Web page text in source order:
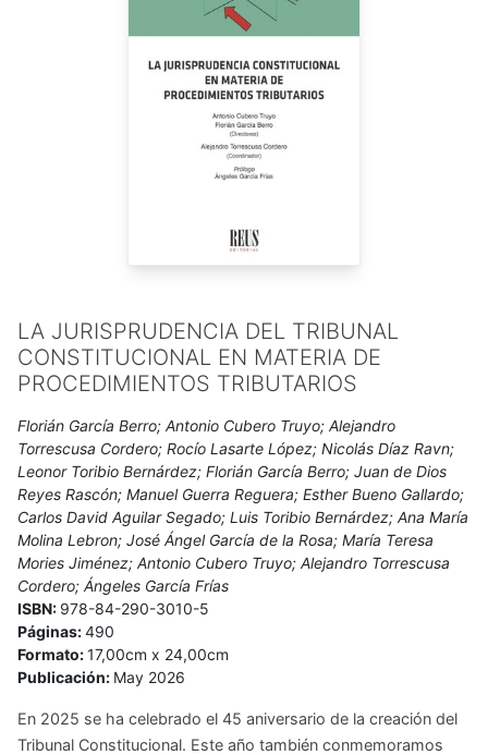
LA JURISPRUDENCIA DEL TRIBUNAL
CONSTITUCIONAL EN MATERIA DE
PROCEDIMIENTOS TRIBUTARIOS
Florián García Berro; Antonio Cubero Truyo; Alejandro
Torrescusa Cordero; Rocío Lasarte López; Nicolás Díaz Ravn;
Leonor Toribio Bernárdez; Florián García Berro; Juan de Dios
Reyes Rascón; Manuel Guerra Reguera; Esther Bueno Gallardo;
Carlos David Aguilar Segado; Luis Toribio Bernárdez; Ana María
Molina Lebron; José Ángel García de la Rosa; María Teresa
Mories Jiménez; Antonio Cubero Truyo; Alejandro Torrescusa
Cordero; Ángeles García Frías
ISBN: 978-84-290-3010-5
Páginas:490
Formato:17,00cm x 24,00cm
Publicación: May 2026
En 2025 se ha celebrado el 45 aniversario de la creación del
Tribunal Constitucional. Este año también conmemoramos